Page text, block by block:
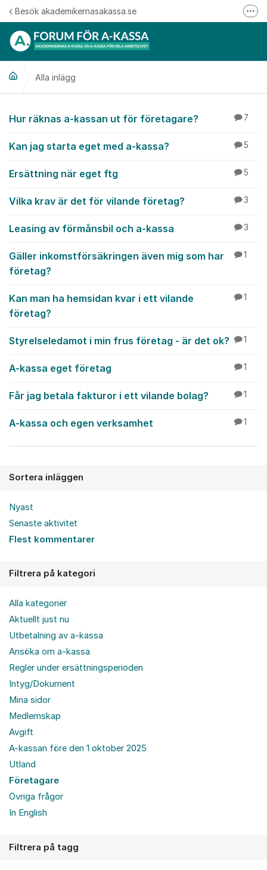
Hoppa till innehåll
Besök akademikernasakassa.se
Alla inlägg
Alla inlägg
Hur räknas a-kassan ut för företagare? 7
Kan jag starta eget med a-kassa? 5
Ersättning när eget ftg 5
Vilka krav är det för vilande företag? 3
Leasing av förmånsbil och a-kassa 3
Gäller inkomstförsäkringen även mig som har
företag?
1
Kan man ha hemsidan kvar i ett vilande
företag?
1
Styrelseledamot i min frus företag - är det ok? 1
A-kassa eget företag 1
Får jag betala fakturor i ett vilande bolag? 1
A-kassa och egen verksamhet 1
Sortera inläggen
Nyast
Senaste aktivitet
Flest kommentarer
Filtrera på kategori
Alla kategorier
Aktuellt just nu
Utbetalning av a-kassa
Ansöka om a-kassa
Regler under ersättningsperioden
Intyg/Dokument
Mina sidor
Medlemskap
Avgift
A-kassan före den 1 oktober 2025
Utland
Företagare
Övriga frågor
In English
Filtrera på tagg